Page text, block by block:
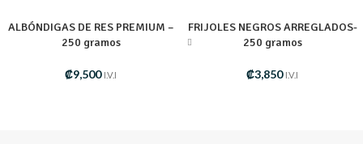
ALBÓNDIGAS DE RES PREMIUM –
250 gramos
₡9,500 I.V.I
FRIJOLES NEGROS ARREGLADOS-
250 gramos
₡3,850 I.V.I